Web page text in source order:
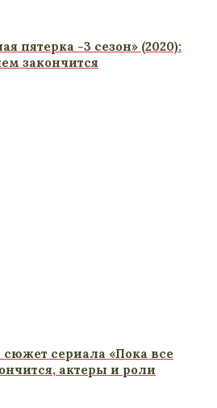
пятерка -3 сезон» (2020):
закончится
сериала «Пока все
актеры и роли